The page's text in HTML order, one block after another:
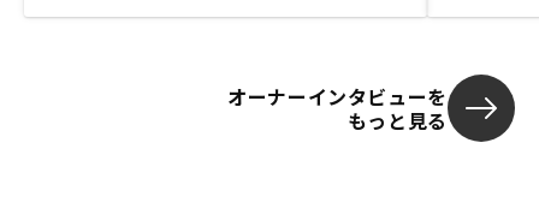
オーナーインタビューを
もっと見る